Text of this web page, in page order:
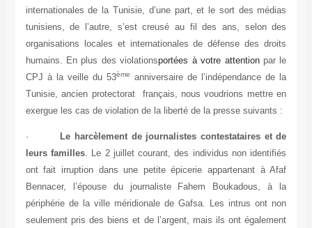
internationales de la Tunisie, d’une part, et le sort des médias
tunisiens, de l’autre, s’est creusé au fil des ans, selon des
organisations locales et internationales de défense des droits
humains. En plus des violationsportées à votre attentionpar le
CPJ à la veille du 53ème
anniversaire de l’indépendance de la
Tunisie, ancien protectorat français, nous voudrions mettre en
exergue les cas de violation de la liberté de la presse suivants :
·
Le harcèlement de journalistes contestataires et de
leurs familles. Le 2 juillet courant, des individus non identifiés
ont fait irruption dans une petite épicerie appartenant à Afaf
Bennacer, l’épouse du journaliste Fahem Boukadous, à la
périphérie de la ville méridionale de Gafsa. Les intrus ont non
seulement pris des biens et de l’argent, mais ils ont également